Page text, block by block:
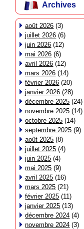
Archives
août 2026 (3)
juillet 2026 (6)
juin 2026 (12)
mai 2026 (6)
avril 2026 (12)
mars 2026 (14)
février 2026 (20)
janvier 2026 (28)
décembre 2025 (24)
novembre 2025 (14)
octobre 2025 (14)
septembre 2025 (9)
août 2025 (8)
juillet 2025 (4)
juin 2025 (4)
mai 2025 (9)
avril 2025 (16)
mars 2025 (21)
février 2025 (11)
janvier 2025 (13)
décembre 2024 (4)
novembre 2024 (3)